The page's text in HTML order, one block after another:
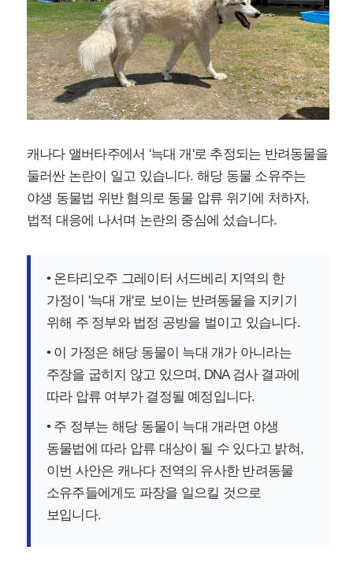
캐나다 앨버타주에서 '늑대 개'로 추정되는 반려동물을
둘러싼 논란이 일고 있습니다. 해당 동물 소유주는
야생 동물법 위반 혐의로 동물 압류 위기에 처하자,
법적 대응에 나서며 논란의 중심에 섰습니다.
• 온타리오주 그레이터 서드베리 지역의 한
가정이 '늑대 개'로 보이는 반려동물을 지키기
위해 주 정부와 법정 공방을 벌이고 있습니다.
• 이 가정은 해당 동물이 늑대 개가 아니라는
주장을 굽히지 않고 있으며, DNA 검사 결과에
따라 압류 여부가 결정될 예정입니다.
• 주 정부는 해당 동물이 늑대 개라면 야생
동물법에 따라 압류 대상이 될 수 있다고 밝혀,
이번 사안은 캐나다 전역의 유사한 반려동물
소유주들에게도 파장을 일으킬 것으로
보입니다.